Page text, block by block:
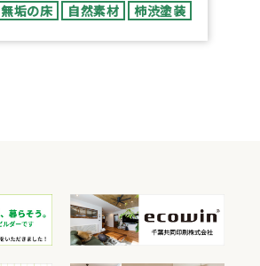
無垢の床 自然素材 柿渋塗装